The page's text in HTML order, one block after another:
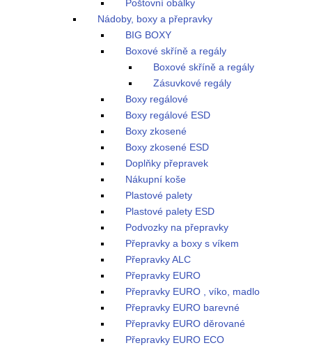
Poštovní obálky
Nádoby, boxy a přepravky
BIG BOXY
Boxové skříně a regály
Boxové skříně a regály
Zásuvkové regály
Boxy regálové
Boxy regálové ESD
Boxy zkosené
Boxy zkosené ESD
Doplňky přepravek
Nákupní koše
Plastové palety
Plastové palety ESD
Podvozky na přepravky
Přepravky a boxy s víkem
Přepravky ALC
Přepravky EURO
Přepravky EURO , víko, madlo
Přepravky EURO barevné
Přepravky EURO děrované
Přepravky EURO ECO